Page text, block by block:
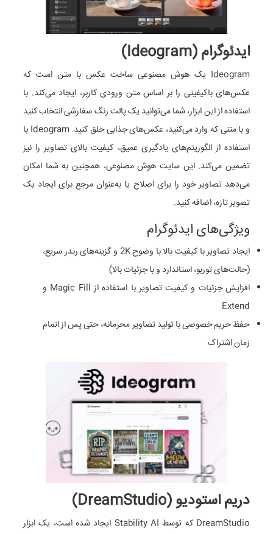
ایدئوگرام (Ideogram)
Ideogram یک هوش مصنوعی ساخت عکس با متن است که
عکس‌های باکیفیتی را بر اساس متن ورودی کاربر، ایجاد می‌کند. با
استفاده از این ابزار، شما می‌توانید یک پالت رنگ سفارشی انتخاب کنید
و با متنی که وارد می‌کنید، عکس‌های جذابی خلق کنید. Ideogram با
استفاده از الگوریتم‌های یادگیری عمیق، کیفیت بالای تصاویر را نیز
تضمین می‌کند. این سایت هوش مصنوعی، همچنین به شما امکان
می‌دهد تصاویر خود را برای اصلاح یا به‌عنوان مرجع برای ایجاد یک
تصویر تازه، اضافه کنید.
ویژگی‌های ایدئوگرام
ایجاد تصاویر با کیفیت بالا با وضوح 2K و گزینه‌های رندر سریع،
(حالت‌های توربو، استاندارد و با جزئیات بالا)
افزایش جزئیات و کیفیت تصاویر با استفاده از Magic Fill و
Extend
حفظ حریم خصوصی با تولید تصاویر محرمانه، حتی پس از اتمام
زمان اشتراک
دریم استودیو (DreamStudio)
DreamStudio که توسط Stability AI ایجاد شده است، یک ابزار